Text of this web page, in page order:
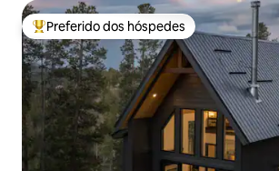
Entre os melhores preferidos dos hóspedes
Preferido dos hóspedes